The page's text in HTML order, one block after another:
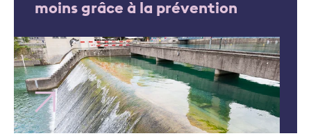
moins grâce à la prévention